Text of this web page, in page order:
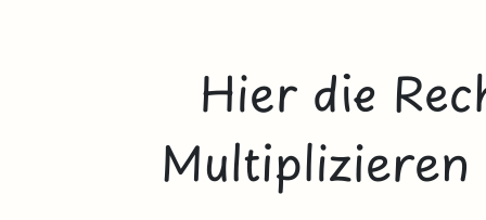
Hier die
Multiplizieren